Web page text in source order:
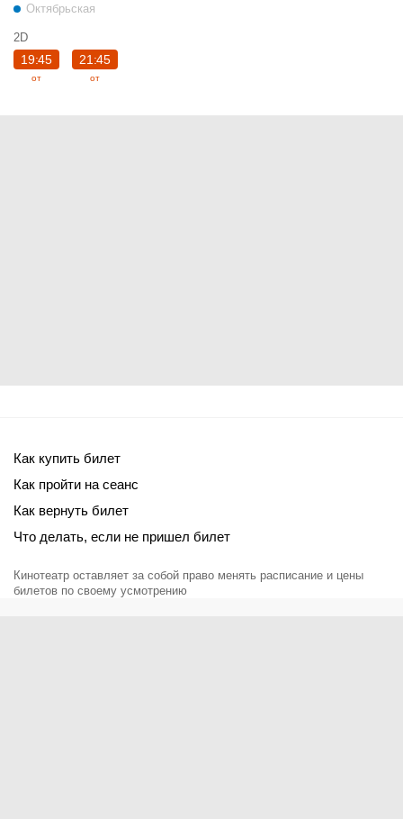
Октябрьская
2D
19:45
от
21:45
от
Как купить билет
Как пройти на сеанс
Как вернуть билет
Что делать, если не пришел билет
Кинотеатр оставляет за собой право менять расписание и цены
билетов по своему усмотрению